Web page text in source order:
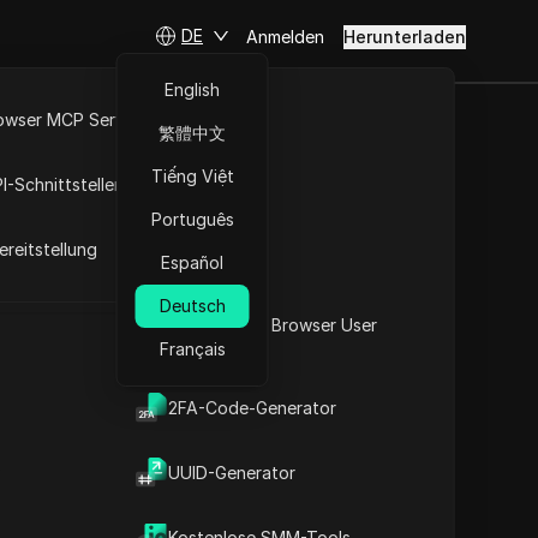
Was ist mein Browser User
Agent
2FA-Code-Generator
UUID-Generator
MCP Server
Schnittstellen
DE
English
繁體中文
Tiếng Việt
Português
Español
Deutsch
Français
Anmelden Herunterladen